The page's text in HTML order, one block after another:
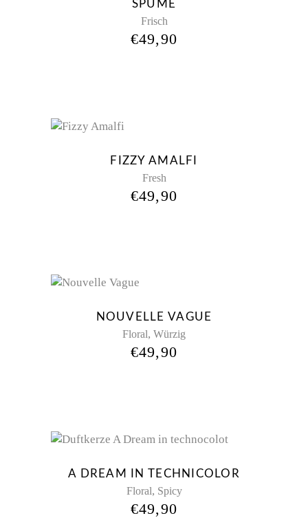
SPUME
Frisch
€49,90
FIZZY AMALFI
Fresh
€49,90
NOUVELLE VAGUE
Floral, Würzig
€49,90
A DREAM IN TECHNICOLOR
Floral, Spicy
€49,90